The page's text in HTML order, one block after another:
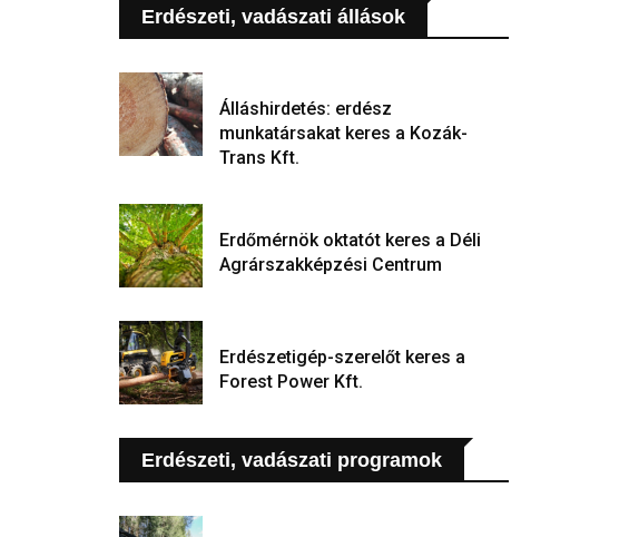
Erdészeti, vadászati állások
Álláshirdetés: erdész
munkatársakat keres a Kozák-
Trans Kft.
Erdőmérnök oktatót keres a Déli
Agrárszakképzési Centrum
Erdészetigép-szerelőt keres a
Forest Power Kft.
Erdészeti, vadászati programok